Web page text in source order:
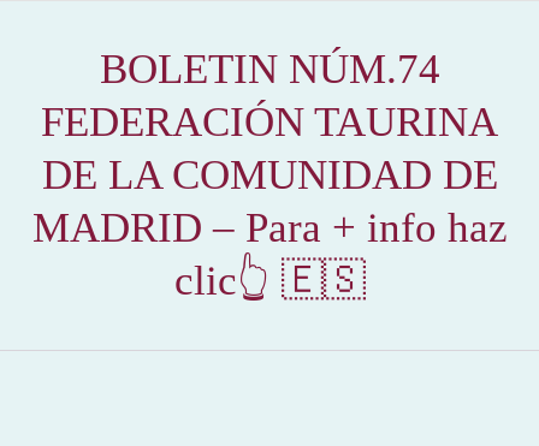
BOLETIN NÚM.74
FEDERACIÓN TAURINA
DE LA COMUNIDAD DE
MADRID – Para + info haz
clic👆 🇪🇸